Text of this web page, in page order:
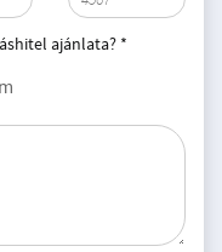
ajánlata? *